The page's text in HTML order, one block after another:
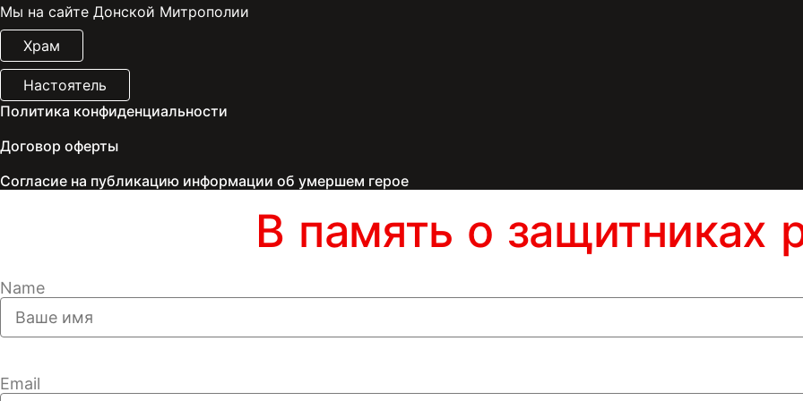
Мы на сайте Донской Митрополии
Храм
Настоятель
Политика конфиденциальности
Договор оферты
Согласие на публикацию информации об умершем герое
В память о защитниках
Name
Email